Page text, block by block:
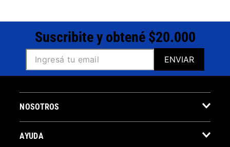
Suscribite y obtené $20.000
ENVIAR
NOSOTROS
AYUDA